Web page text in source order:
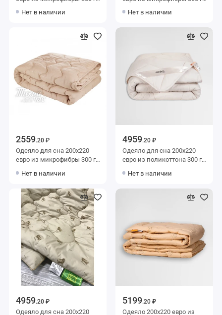
силиконизированное
Нет в наличии
силиконизированное
Нет в наличии
2559.20 ₽
Одеяло для сна 200х220
евро из микрофибры 300 г/
силиконизированное
Нет в наличии
4959.20 ₽
Одеяло для сна 200х220
евро из поликоттона 300 г/
силиконизированное
Нет в наличии
4959.20 ₽
Одеяло для сна 200х220
5199.20 ₽
Одеяло 200х220 евро из